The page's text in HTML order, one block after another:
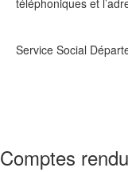
téléphoniques et
Service Social
Comptes